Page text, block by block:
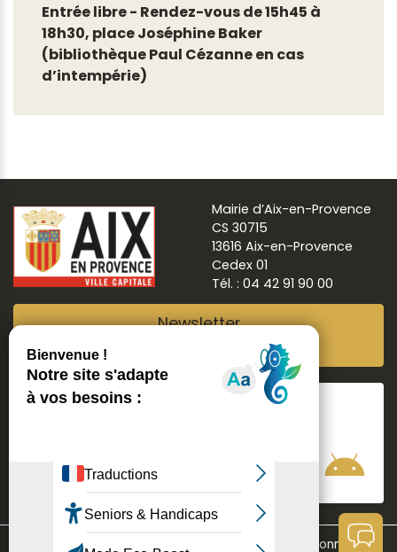
Entrée libre - Rendez-vous de 15h45 à
18h30, place Joséphine Baker
(bibliothèque Paul Cézanne en cas
d’intempérie)
Mairie d’Aix-en-Provence
CS 30715
13616 Aix-en-Provence
Cedex 01
Tél. : 04 42 91 90 00
Newsletter
Suivre Aix ma ville
Communication Mentions légales Données personnelles